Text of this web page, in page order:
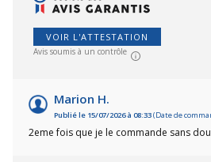
VOIR L'ATTESTATION
Avis soumis à un contrôle
Marion H.
Publié le 15/07/2026 à 08:33(Date de
2eme fois que je le commande sans